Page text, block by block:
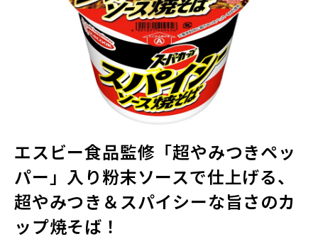
エスビー食品監修「超やみつきペッ
パー」入り粉末ソースで仕上げる、
超やみつき＆スパイシーな旨さのカ
ップ焼そば！